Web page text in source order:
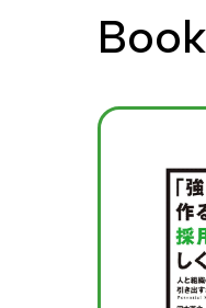
Book